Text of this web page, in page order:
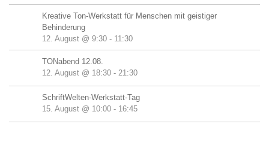
Kreative Ton-Werkstatt für Menschen mit geistiger
Behinderung
12. August @ 9:30 - 11:30
TONabend 12.08.
12. August @ 18:30 - 21:30
SchriftWelten-Werkstatt-Tag
15. August @ 10:00 - 16:45